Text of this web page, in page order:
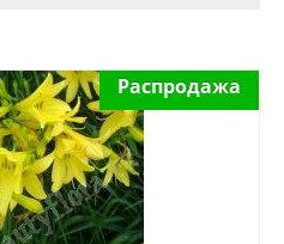
Распродажа